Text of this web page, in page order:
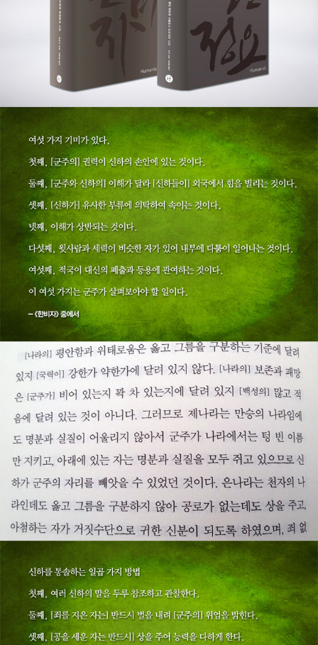
간했고 40여 편의 논문을 발표했다. 2011년 환경재단 ‘2011 세상을
밝게 만든 사람들’(학계 부문)에 선정되었다. EBS·KBS·JTBC 출
연, 삼성·LG사장단 강연, SERICEO 강연 등 이 시대의 오피니언 리
더들을 위한 대표적인 인문학 강연자로도 널리 알려져 있다.